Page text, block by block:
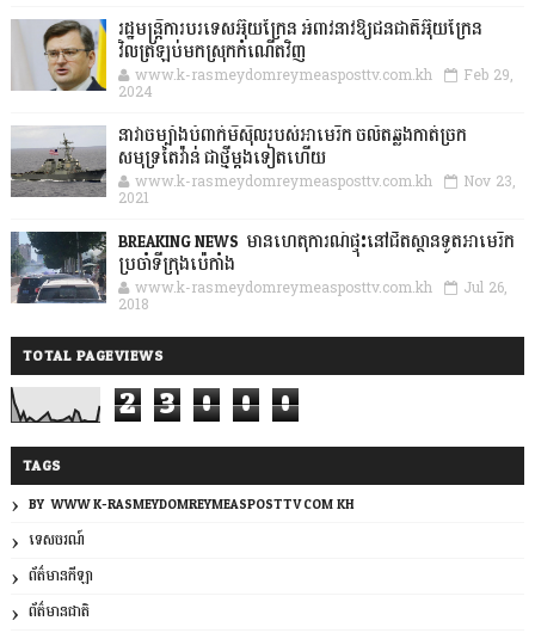
រដ្ឋមន្ត្រីការបរទេសអ៊ុយក្រែន អំពាវនាវឱ្យជនជាតិអ៊ុយក្រែន
វិលត្រឡប់មកស្រុកកំណើតវិញ
www.k-rasmeydomreymeasposttv.com.kh Feb 29,
2024
នាវាចម្បាំងបំពាក់មីស៊ីលរបស់អាមេរិក ចល័តឆ្លងកាត់ច្រក
សមុទ្រតៃវ៉ាន់ ជាថ្មីម្តងទៀតហើយ
www.k-rasmeydomreymeasposttv.com.kh Nov 23,
2021
BREAKING NEWS: មានហេតុការណ៍ផ្ទុះនៅជិតស្ថានទូតអាមេរិក
ប្រចាំទីក្រុងប៉េកាំង
www.k-rasmeydomreymeasposttv.com.kh Jul 26,
2018
TOTAL PAGEVIEWS
2 3 0 0 0
TAGS
BY: WWW.K-RASMEYDOMREYMEASPOSTTV.COM.KH
ទេសចរណ៍
ព័ត៌មានកីឡា
ព័ត៌មានជាតិ